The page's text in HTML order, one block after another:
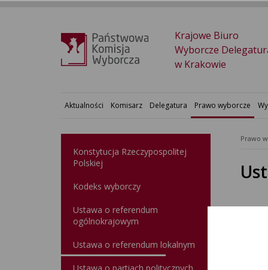
Krajowe Biuro
Wyborcze
w Krakowie
Aktualności Komisarz Delegatura Prawo wyborcze
Konstytucja Rzeczypospolitej
Polskiej​
Kodeks wyborczy
Ustawa o referendum
ogólnokrajowym
Ustawa o referendum lokalnym
Prawo